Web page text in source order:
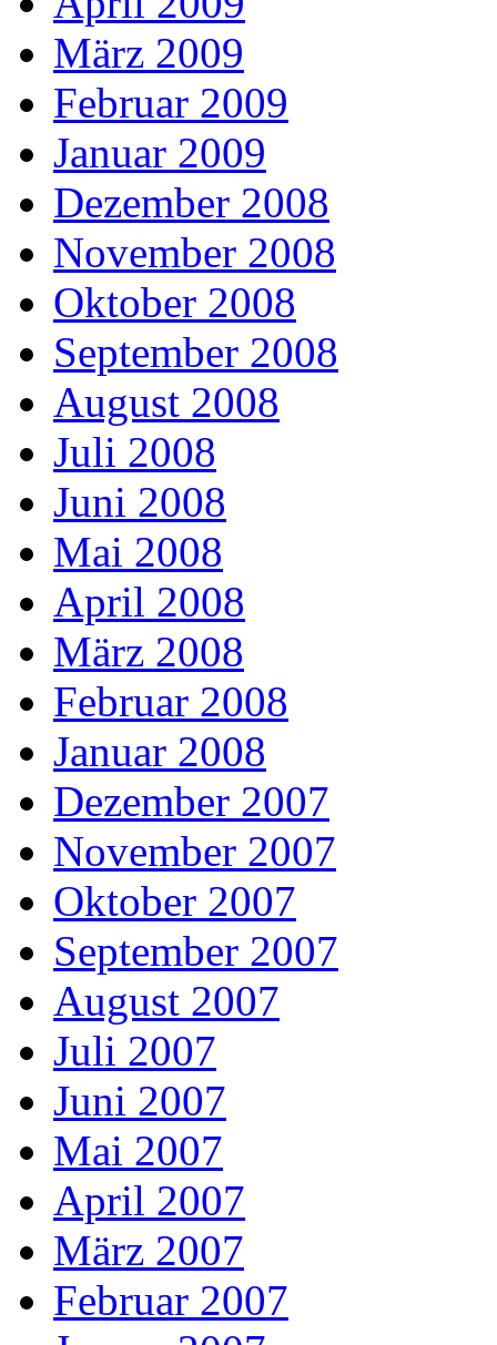
März 2009
Februar 2009
Januar 2009
Dezember 2008
November 2008
Oktober 2008
September 2008
August 2008
Juli 2008
Juni 2008
Mai 2008
April 2008
März 2008
Februar 2008
Januar 2008
Dezember 2007
November 2007
Oktober 2007
September 2007
August 2007
Juli 2007
Juni 2007
Mai 2007
April 2007
März 2007
Februar 2007